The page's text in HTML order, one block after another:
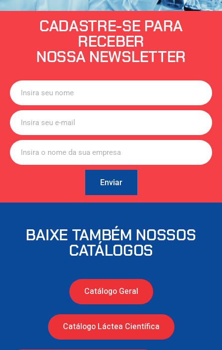
CADASTRE-SE PARA
RECEBER
NOSSA NEWSLETTER
Enviar
BAIXE TAMBÉM NOSSOS
CATÁLOGOS
Catálogo Geral
Catálogo Láctea Científica